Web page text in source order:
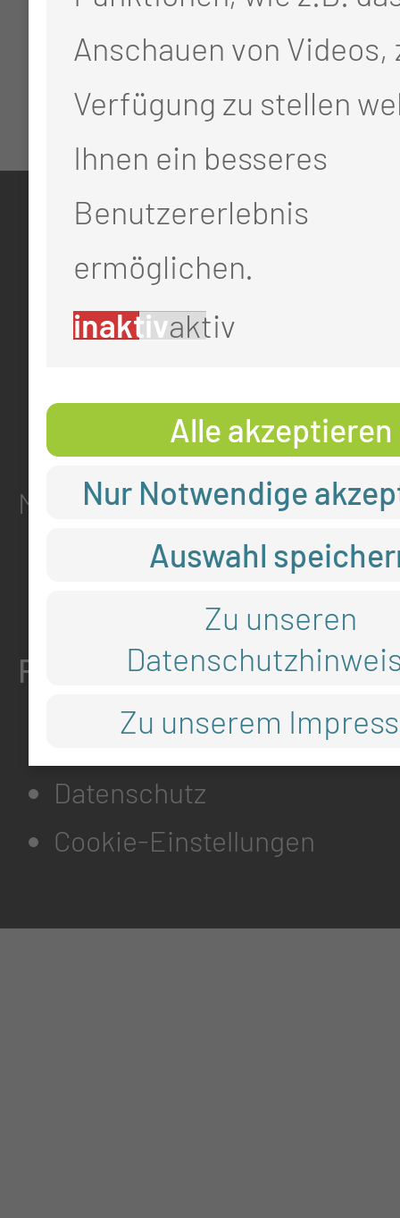
KONTAKT
0355 46 -0
info@mul-ct.de
ADRESSE
Medizinische Universität
Thiemstr. 111
03048 Cottbus
RECHTLICHES
Impressum
Datenschutz
Cookie-Einstellungen
Anschauen von Videos,
Verfügung zu stellen
Ihnen ein besseres
Benutzererlebnis
ermöglichen.
inaktivaktiv
Alle akzeptieren
Nur Notwendige
Auswahl
Zu unseren
Zu unserem